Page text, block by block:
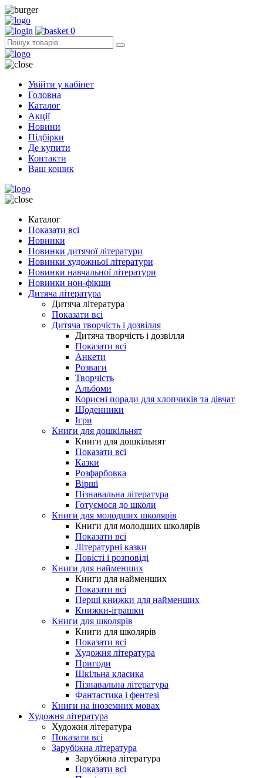
0
Увійти у кабінет
Головна
Каталог
Акції
Новини
Підбірки
Де купити
Контакти
Ваш кошик
Каталог
Показати всі
Новинки
Новинки дитячої літератури
Новинки художньої літератури
Новинки навчальної літератури
Новинки нон-фікшн
Дитяча література
Дитяча література
Показати всі
Дитяча творчість і дозвілля
Дитяча творчість і дозвілля
Показати всі
Анкети
Розваги
Творчість
Альбоми
Корисні поради для хлопчиків та дівчат
Щоденники
Ігри
Книги для дошкільнят
Книги для дошкільнят
Показати всі
Казки
Розфарбовка
Вірші
Пізнавальна література
Готуємося до школи
Книги для молодших школярів
Книги для молодших школярів
Показати всі
Літературні казки
Повісті і розповіді
Книги для найменших
Книги для найменших
Показати всі
Перші книжки для найменших
Книжки-іграшки
Книги для школярів
Книги для школярів
Показати всі
Художня література
Пригоди
Шкільна класика
Пізнавальна література
Фантастика і фентезі
Книги на іноземних мовах
Художня література
Художня література
Показати всі
Зарубіжна література
Зарубіжна література
Показати всі